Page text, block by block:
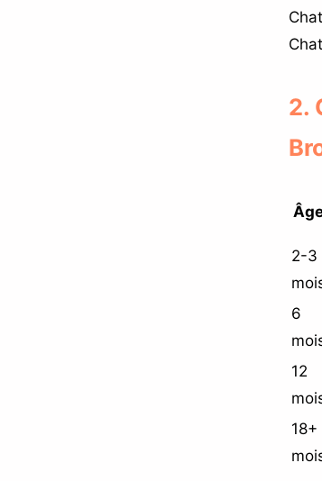
2.
2-3
6
12
18+